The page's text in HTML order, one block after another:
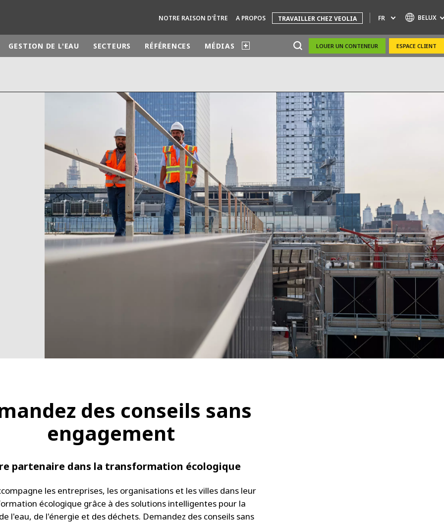
NOTRE RAISON D'ÊTRE A PROPOS TRAVAILLER CHEZ VEOLIA FR BELUX
AUSTRALIE ET NOUVELLE ZÉLANDE
EUROPE
AIR QUALITY
INGÉNIERIE & CONSEIL
HAZARDOUS WASTE EUROPE
INDUSTRIES GLOBAL SOLUTIONS
NUCLEAR SOLUTIONS
OFIS
SEDE BENELUX
VEOLIA AGRICULTURE
WATER TECHNOLOGIES
GESTION DE L'EAU SECTEURS RÉFÉRENCES MÉDIAS LOUER UN CONTENEUR ESPACE CLIENT
des conseils sans
engagement
partenaire dans la transformation écologique
les entreprises, les organisations et les villes dans leur
écologique grâce à des solutions intelligentes pour la
l'eau, de l'énergie et des déchets. Demandez des conseils sans